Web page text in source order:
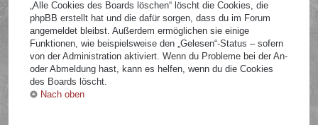
„Alle Cookies des Boards löschen“ löscht die Cookies, die
phpBB erstellt hat und die dafür sorgen, dass du im Forum
angemeldet bleibst. Außerdem ermöglichen sie einige
Funktionen, wie beispielsweise den „Gelesen“-Status – sofern
von der Administration aktiviert. Wenn du Probleme bei der An-
oder Abmeldung hast, kann es helfen, wenn du die Cookies
des Boards löscht.
Nach oben